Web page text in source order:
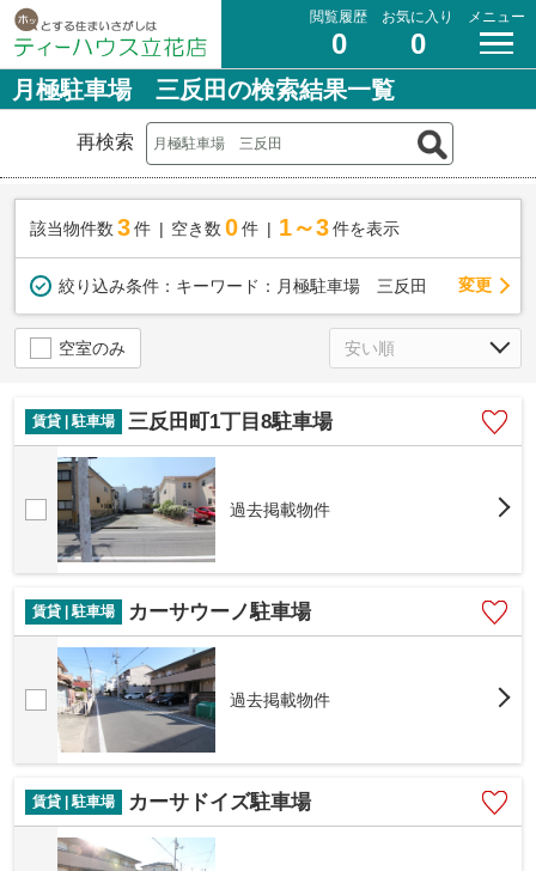
閲覧履歴
0
お気に入り
0
メニュー
月極駐車場 三反田の検索結果一覧
再検索
該当物件数 3件 空き数 0 件 1～3 件を表示
絞り込み条件： キーワード：月極駐車場 三反田 変更
空室のみ
賃貸 | 駐車場 三反田町1丁目8駐車場
過去掲載物件
賃貸 | 駐車場 カーサウーノ駐車場
過去掲載物件
賃貸 | 駐車場 カーサドイズ駐車場